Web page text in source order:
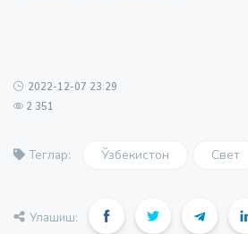
2022-12-07 23:29
2 351
Теглар: Ўзбекистон Свет
Улашиш: